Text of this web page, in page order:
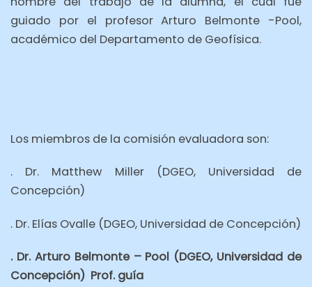
guiado por el profesor Arturo Belmonte -Pool,
académico del Departamento de Geofísica.
Los miembros de la comisión evaluadora son:
. Dr. Matthew Miller (DGEO, Universidad de
Concepción)
. Dr. Elías Ovalle (DGEO, Universidad de Concepción)
. Dr. Arturo Belmonte – Pool (DGEO, Universidad de
Concepción) Prof. guía